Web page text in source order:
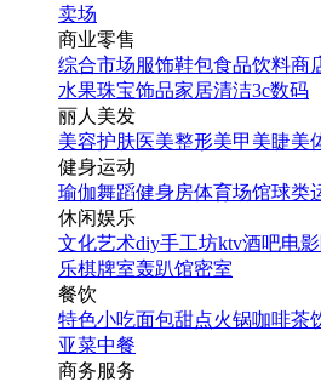
卖场
商业零售
综合市场服饰鞋包食品饮料商
水果珠宝饰品家居清洁3c数码
丽人美发
美容护肤医美整形美甲美睫美
健身运动
瑜伽舞蹈健身房体育场馆球类
休闲娱乐
文化艺术diy手工坊ktv酒吧电
乐棋牌室轰趴馆密室
餐饮
特色小吃面包甜点火锅咖啡茶
亚菜中餐
商务服务